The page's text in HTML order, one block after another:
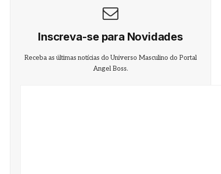
Inscreva-se para Novidades
Receba as últimas notícias do Universo Masculino do Portal
Angel Boss.